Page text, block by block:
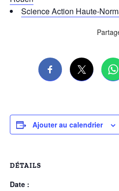
Science Action Haute-
Ajouter au calendrier
DÉTAILS
Date :